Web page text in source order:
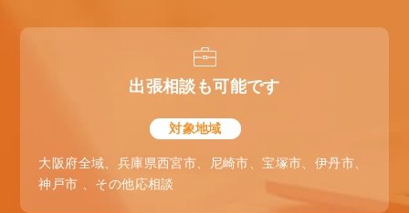
出張相談も可能です
対象地域
大阪府全域、兵庫県西宮市、尼崎市、宝塚市、伊丹市、
神戸市 、その他応相談